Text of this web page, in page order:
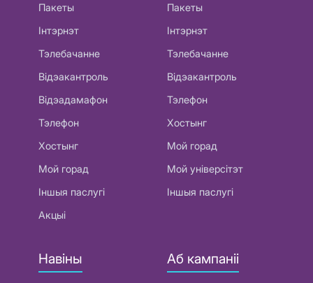
Пакеты
Інтэрнэт
Тэлебачанне
Відэакантроль
Відэадамафон
Тэлефон
Хостынг
Мой горад
Іншыя паслугі
Акцыі
Пакеты
Інтэрнэт
Тэлебачанне
Відэакантроль
Тэлефон
Хостынг
Мой горад
Мой універсітэт
Іншыя паслугі
Навіны Аб кампаніі